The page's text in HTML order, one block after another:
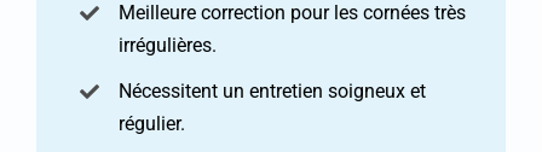
Meilleure correction pour les cornées très
irrégulières.
Nécessitent un entretien soigneux et
régulier.